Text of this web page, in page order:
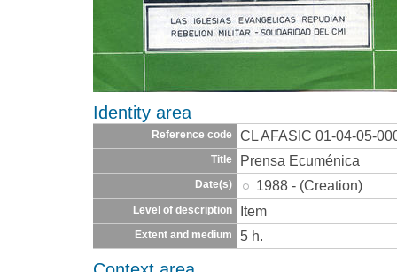
Identity area
Reference code CL AFASIC 01-04-05-
Title Prensa Ecuménica
Date(s) 1988 - (Creation)
Level of description Item
Extent and medium 5 h.